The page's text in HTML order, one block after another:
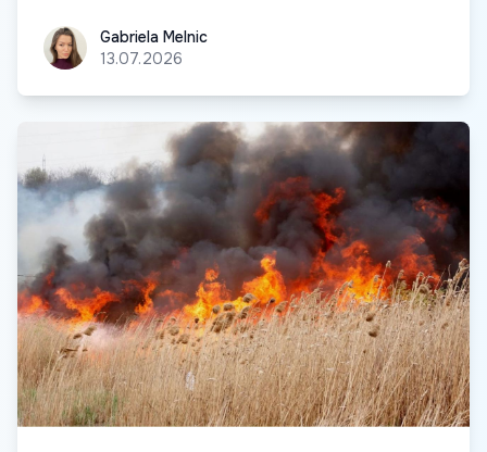
Gabriela Melnic
Gabriela Melnic
13.07.2026